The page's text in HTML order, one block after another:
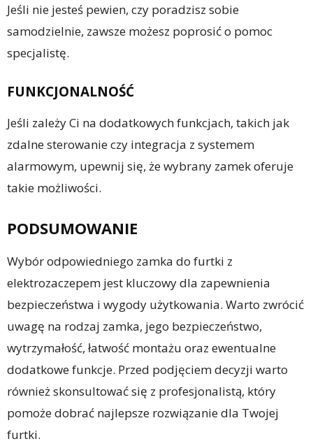
Jeśli nie jesteś pewien, czy poradzisz sobie
samodzielnie, zawsze możesz poprosić o pomoc
specjalistę.
FUNKCJONALNOŚĆ
Jeśli zależy Ci na dodatkowych funkcjach, takich jak
zdalne sterowanie czy integracja z systemem
alarmowym, upewnij się, że wybrany zamek oferuje
takie możliwości.
PODSUMOWANIE
Wybór odpowiedniego zamka do furtki z
elektrozaczepem jest kluczowy dla zapewnienia
bezpieczeństwa i wygody użytkowania. Warto zwrócić
uwagę na rodzaj zamka, jego bezpieczeństwo,
wytrzymałość, łatwość montażu oraz ewentualne
dodatkowe funkcje. Przed podjęciem decyzji warto
również skonsultować się z profesjonalistą, który
pomoże dobrać najlepsze rozwiązanie dla Twojej
furtki.